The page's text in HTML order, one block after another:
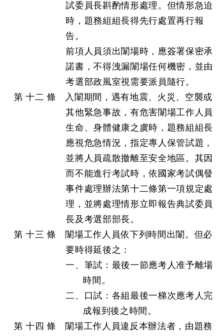
試委員長斟酌情形處理。但情形急迫
時，題務組組長得先行處置再行報
告。
前項人員須出闈場時，應簽署保密承
諾書，不得洩漏闈場任何機密，並由
考選部政風室視需要派員隨行。
第 十二 條 入闈期間，遇有地震、火災、空襲或
其他緊急事故，有危害闈場工作人員
生命、身體健康之虞時，題務組組長
應視危急情況，指定專人保管試題，
並將人員疏散撤離至安全地區。其因
而不能進行考試時，依國家考試偶發
事件處理辦法第十二條第一項規定處
理，並將處理情形立即報告典試委員
長及考選部部長。
第 十三 條 闈場工作人員依下列時間出闈。但必
要時得延後之：
一、筆試：最後一節應考人准予離場
時間。
二、口試：各組最後一梯次應考人完
成報到後之時間。
第 十四 條 闈場工作人員違反本辦法者，由題務